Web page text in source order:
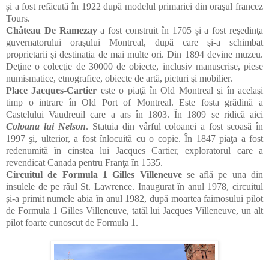
și a fost refăcută în 1922 după modelul primariei din oraşul francez
Tours.
Château De Ramezaya fost construit în 1705 și a fost reşedinţa
guvernatorului oraşului Montreal, după care şi-a schimbat
proprietarii şi destinaţia de mai multe ori. Din 1894 devine muzeu.
Deţine o colecţie de 30000 de obiecte, inclusiv manuscrise, piese
numismatice, etnografice, obiecte de artă, picturi şi mobilier.
Place Jacques-Cartier este o piaţă în Old Montreal şi în acelaşi
timp o intrare în Old Port of Montreal. Este fosta grădină a
Castelului Vaudreuil care a ars în 1803. În 1809 se ridică aici
Coloana lui Nelson. Statuia din vârful coloanei a fost scoasă în
1997 şi, ulterior, a fost înlocuită cu o copie. În 1847 piaţa a fost
redenumită în cinstea lui Jacques Cartier, exploratorul care a
revendicat Canada pentru Franţa în 1535.
Circuitul de Formula 1 Gilles Villeneuvese află pe una din
insulele de pe râul St. Lawrence. Inaugurat în anul 1978, circuitul
și-a primit numele abia în anul 1982, după moartea faimosului pilot
de Formula 1 Gilles Villeneuve, tatăl lui Jacques Villeneuve, un alt
pilot foarte cunoscut de Formula 1.